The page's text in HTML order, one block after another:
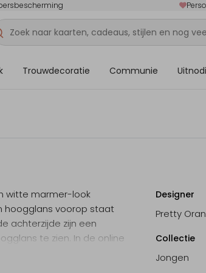
Trouwdecoratie Communie
witte marmer-look
hoogglans voorop staat
achterzijde zijn een
te zien. In de online
aanpassen naar eigen
Designer
Pretty
Collectie
Jongen